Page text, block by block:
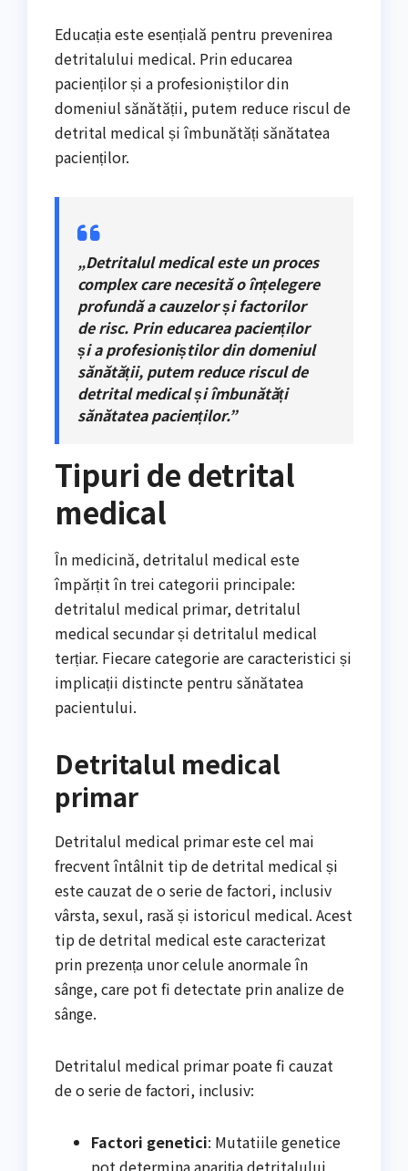
Educația este esențială pentru prevenirea
detritalului medical. Prin educarea
pacienților și a profesioniștilor din
domeniul sănătății, putem reduce riscul de
detrital medical și îmbunătăți sănătatea
pacienților.
„Detritalul medical este un proces
complex care necesită o înțelegere
profundă a cauzelor și factorilor
de risc. Prin educarea pacienților
și a profesioniștilor din domeniul
sănătății, putem reduce riscul de
detrital medical și îmbunătăți
sănătatea pacienților.”
Tipuri de detrital
medical
În medicină, detritalul medical este
împărțit în trei categorii principale:
detritalul medical primar, detritalul
medical secundar și detritalul medical
terțiar. Fiecare categorie are caracteristici și
implicații distincte pentru sănătatea
pacientului.
Detritalul medical
primar
Detritalul medical primar este cel mai
frecvent întâlnit tip de detrital medical și
este cauzat de o serie de factori, inclusiv
vârsta, sexul, rasă și istoricul medical. Acest
tip de detrital medical este caracterizat
prin prezența unor celule anormale în
sânge, care pot fi detectate prin analize de
sânge.
Detritalul medical primar poate fi cauzat
de o serie de factori, inclusiv:
Factori genetici: Mutatiile genetice
pot determina apariția detritalului